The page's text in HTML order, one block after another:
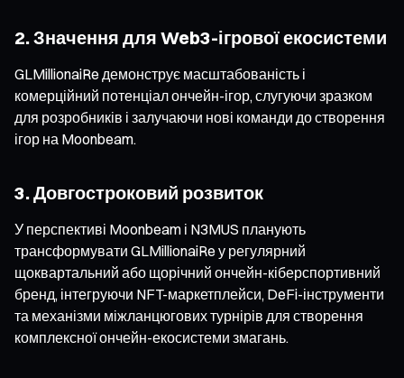
2. Значення для Web3-ігрової екосистеми
GLMillionaiRe демонструє масштабованість і
комерційний потенціал ончейн-ігор, слугуючи зразком
для розробників і залучаючи нові команди до створення
ігор на Moonbeam.
3. Довгостроковий розвиток
У перспективі Moonbeam і N3MUS планують
трансформувати GLMillionaiRe у регулярний
щоквартальний або щорічний ончейн-кіберспортивний
бренд, інтегруючи NFT-маркетплейси, DeFi-інструменти
та механізми міжланцюгових турнірів для створення
комплексної ончейн-екосистеми змагань.